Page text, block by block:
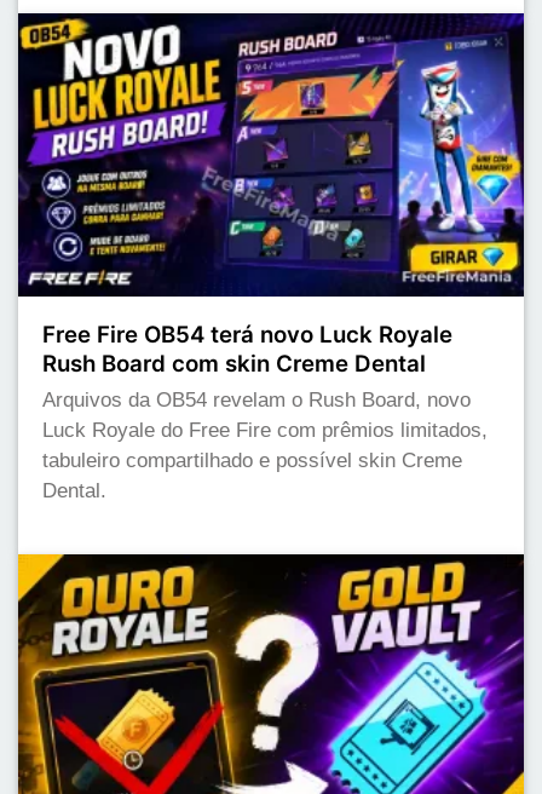
Free Fire OB54 terá novo Luck Royale
Rush Board com skin Creme Dental
Arquivos da OB54 revelam o Rush Board, novo
Luck Royale do Free Fire com prêmios limitados,
tabuleiro compartilhado e possível skin Creme
Dental.